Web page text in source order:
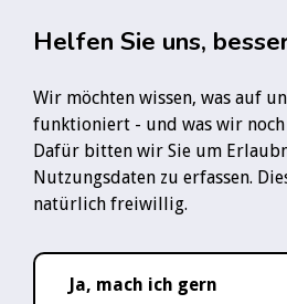
Helfen Sie uns,
Wir möchten wissen, was auf
funktioniert - und was wir noch
Dafür bitten wir Sie um
Nutzungsdaten zu erfassen.
natürlich freiwillig.
Ja, mach ich gern
Startseite Mein Rauchstopp Tipps
Folge uns: YouTube-LogoInstagram-Logo
TikTok-Logo